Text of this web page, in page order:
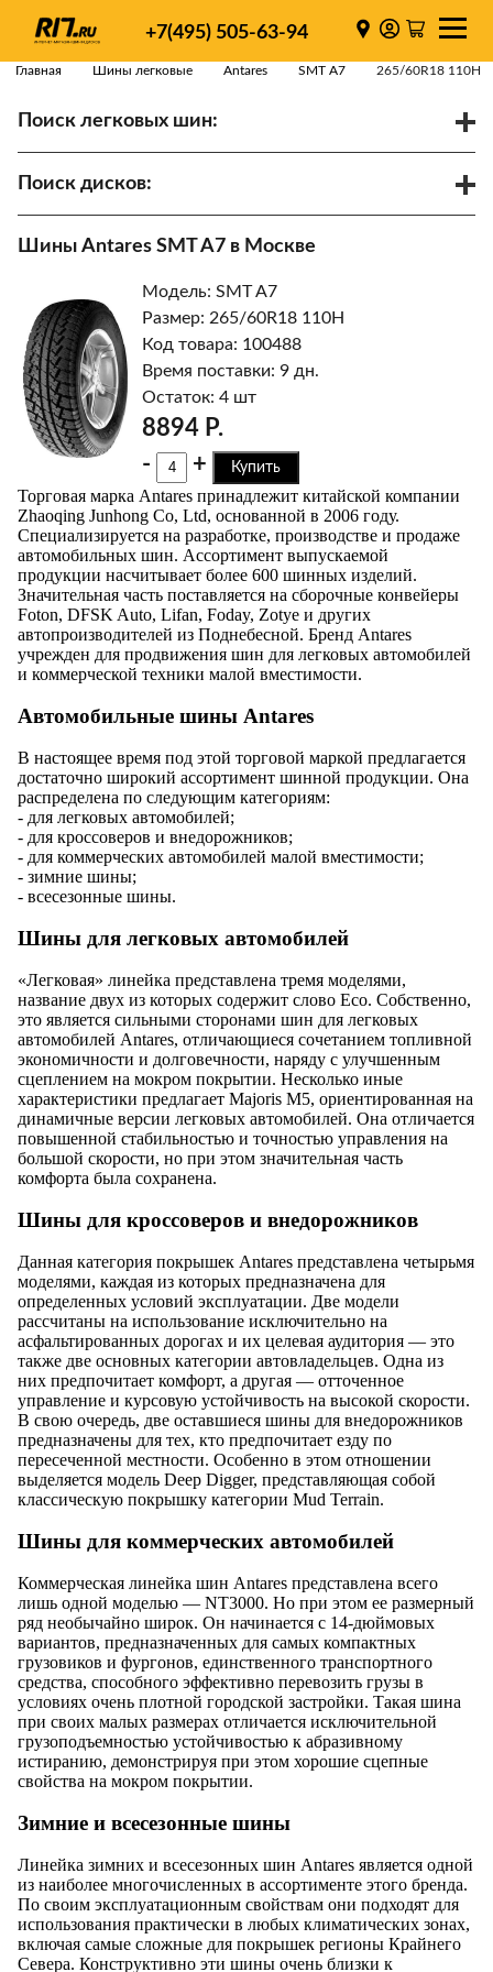
+7(495) 505-63-94
Главная Шины легковые Antares SMT A7 265/60R18 110H
Поиск легковых шин:
Поиск дисков:
Найти
Шины Antares SMT A7 в Москве
Модель: SMT A7
Размер: 265/60R18 110H
Код товара: 100488
Время поставки: 9 дн.
Остаток: 4 шт
8894 Р.
-
+ Купить
Торговая марка Antares принадлежит китайской компании
Zhaoqing Junhong Co, Ltd, основанной в 2006 году.
Специализируется на разработке, производстве и продаже
автомобильных шин. Ассортимент выпускаемой
продукции насчитывает более 600 шинных изделий.
Значительная часть поставляется на сборочные конвейеры
Foton, DFSK Auto, Lifan, Foday, Zotye и других
автопроизводителей из Поднебесной. Бренд Antares
учрежден для продвижения шин для легковых автомобилей
и коммерческой техники малой вместимости.
Автомобильные шины Antares
В настоящее время под этой торговой маркой предлагается
достаточно широкий ассортимент шинной продукции. Она
распределена по следующим категориям:
- для легковых автомобилей;
- для кроссоверов и внедорожников;
- для коммерческих автомобилей малой вместимости;
- зимние шины;
- всесезонные шины.
Шины для легковых автомобилей
«Легковая» линейка представлена тремя моделями,
название двух из которых содержит слово Eco. Собственно,
это является сильными сторонами шин для легковых
автомобилей Antares, отличающиеся сочетанием топливной
экономичности и долговечности, наряду с улучшенным
сцеплением на мокром покрытии. Несколько иные
характеристики предлагает Majoris M5, ориентированная на
динамичные версии легковых автомобилей. Она отличается
повышенной стабильностью и точностью управления на
большой скорости, но при этом значительная часть
комфорта была сохранена.
Шины для кроссоверов и внедорожников
Данная категория покрышек Antares представлена четырьмя
моделями, каждая из которых предназначена для
определенных условий эксплуатации. Две модели
рассчитаны на использование исключительно на
асфальтированных дорогах и их целевая аудитория — это
также две основных категории автовладельцев. Одна из
них предпочитает комфорт, а другая — отточенное
управление и курсовую устойчивость на высокой скорости.
В свою очередь, две оставшиеся шины для внедорожников
предназначены для тех, кто предпочитает езду по
пересеченной местности. Особенно в этом отношении
выделяется модель Deep Digger, представляющая собой
классическую покрышку категории Mud Terrain.
Шины для коммерческих автомобилей
Коммерческая линейка шин Antares представлена всего
лишь одной моделью — NT3000. Но при этом ее размерный
ряд необычайно широк. Он начинается с 14-дюймовых
вариантов, предназначенных для самых компактных
грузовиков и фургонов, единственного транспортного
средства, способного эффективно перевозить грузы в
условиях очень плотной городской застройки. Такая шина
при своих малых размерах отличается исключительной
грузоподъемностью устойчивостью к абразивному
истиранию, демонстрируя при этом хорошие сцепные
свойства на мокром покрытии.
Зимние и всесезонные шины
Линейка зимних и всесезонных шин Antares является одной
из наиболее многочисленных в ассортименте этого бренда.
По своим эксплуатационным свойствам они подходят для
использования практически в любых климатических зонах,
включая самые сложные для покрышек регионы Крайнего
Севера. Конструктивно эти шины очень близки к